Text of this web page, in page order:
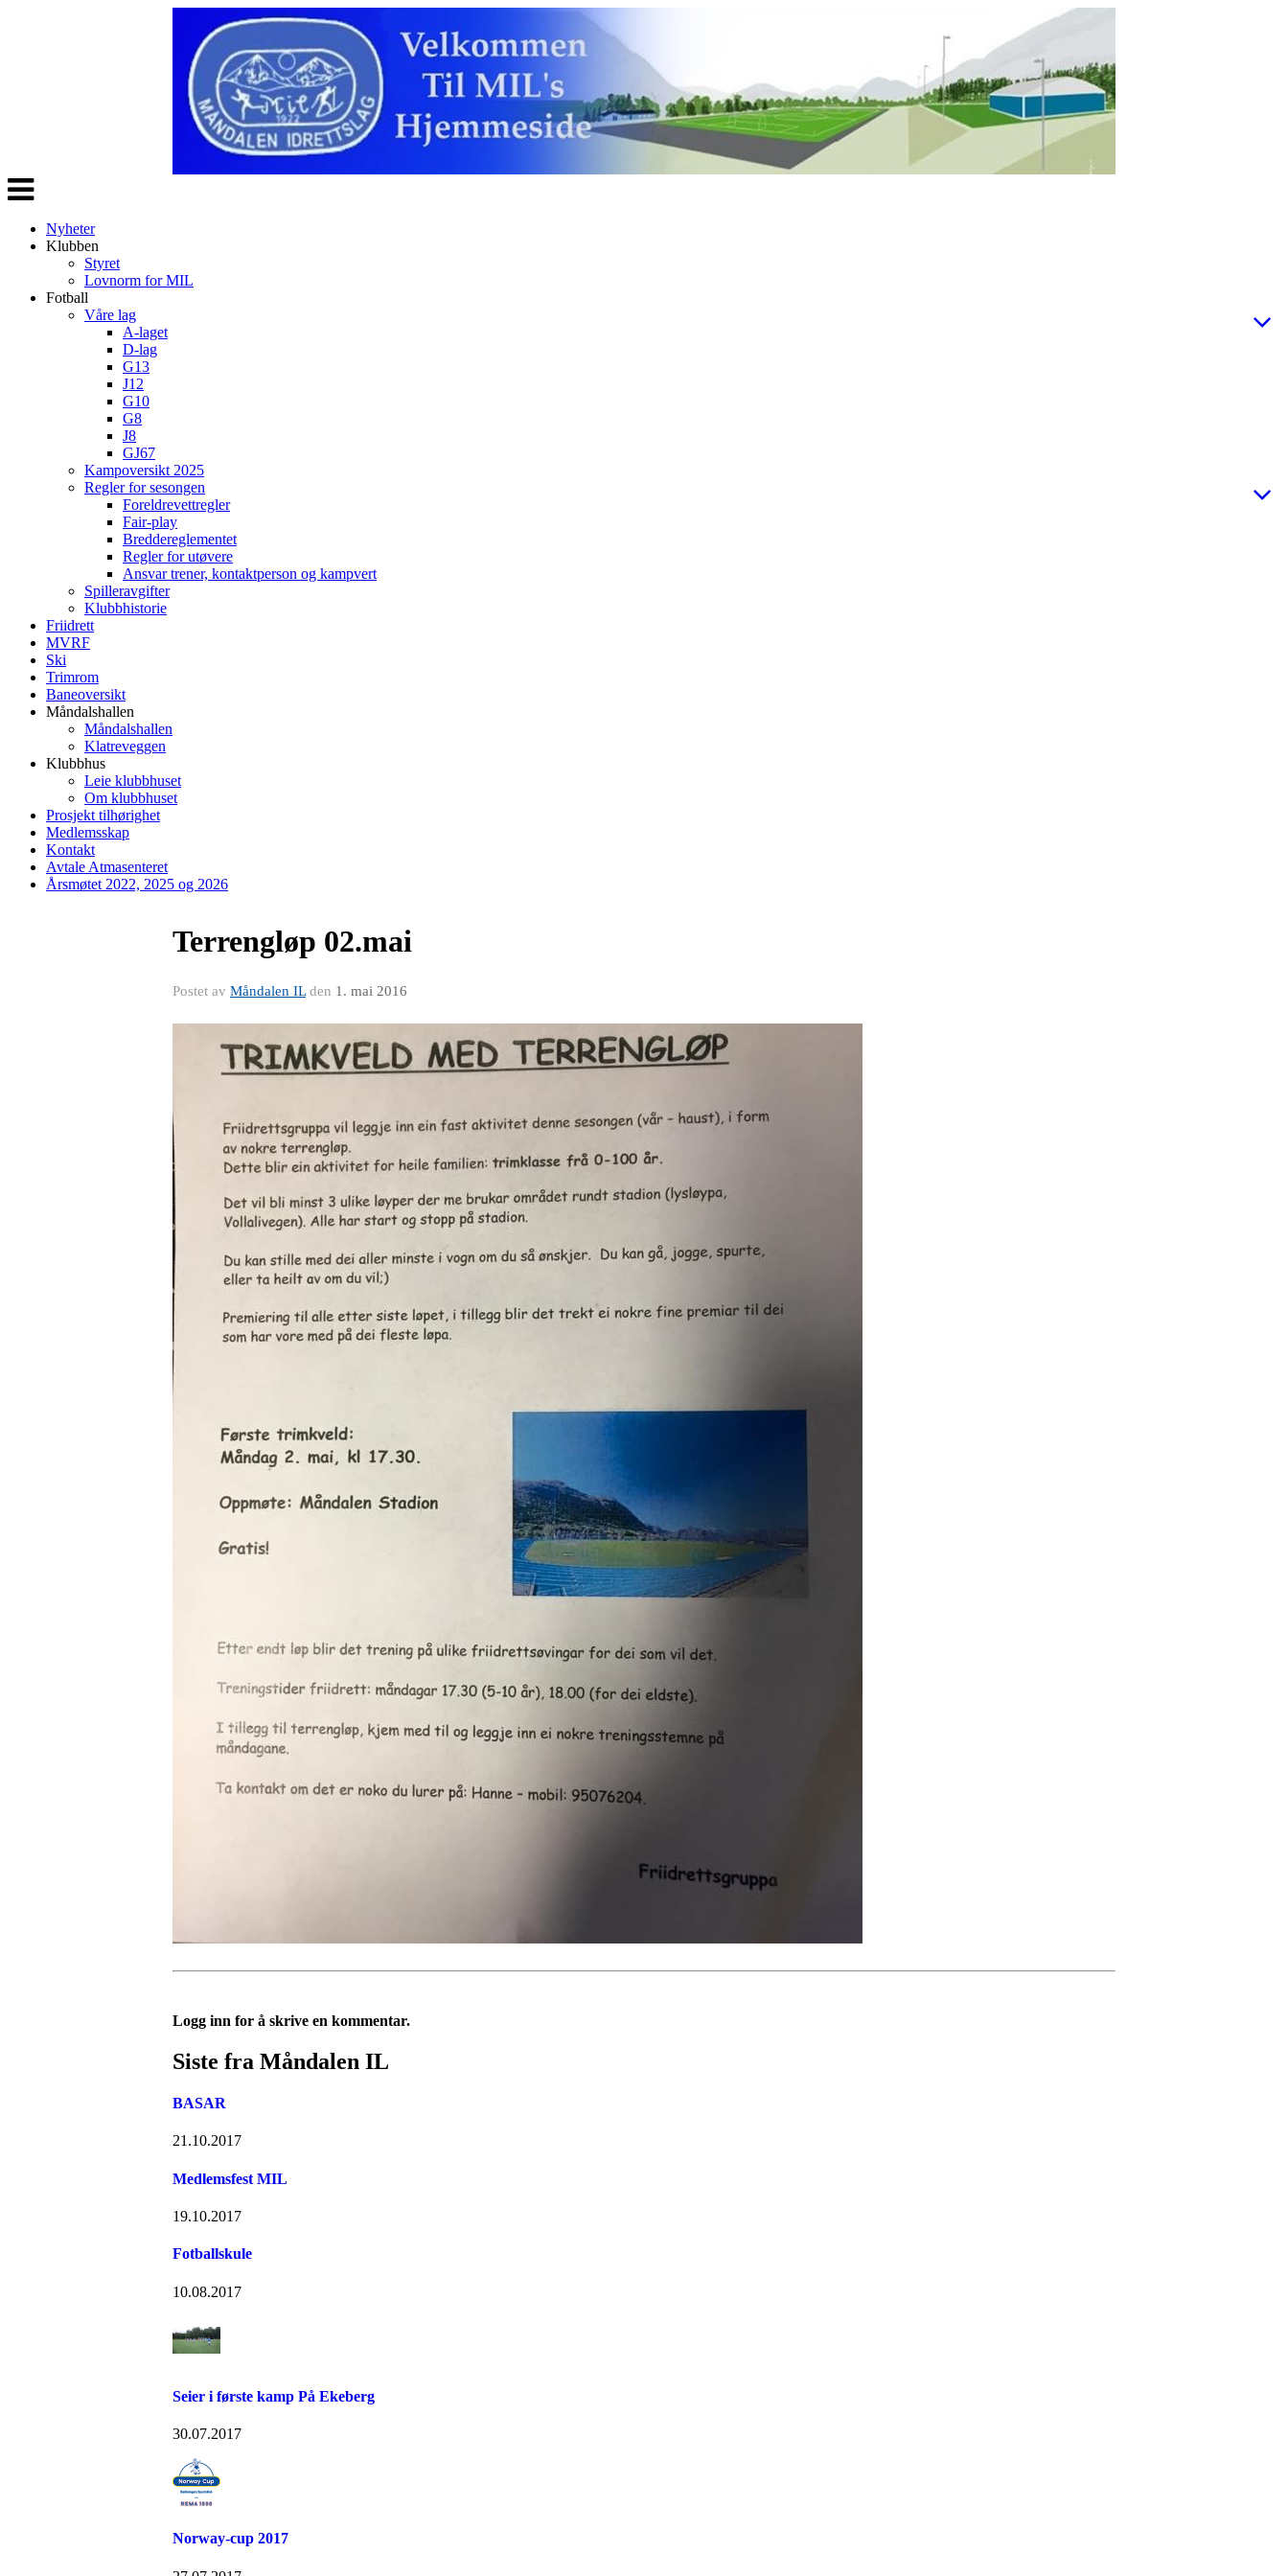
Veksle
navigasjon
Nyheter
Klubben
Styret
Lovnorm for MIL
Fotball
Våre lag
A-laget
D-lag
G13
J12
G10
G8
J8
GJ67
Kampoversikt 2025
Regler for sesongen
Foreldrevettregler
Fair-play
Breddereglementet
Regler for utøvere
Ansvar trener, kontaktperson og kampvert
Spilleravgifter
Klubbhistorie
Friidrett
MVRF
Ski
Trimrom
Baneoversikt
Måndalshallen
Måndalshallen
Klatreveggen
Klubbhus
Leie klubbhuset
Om klubbhuset
Prosjekt tilhørighet
Medlemsskap
Kontakt
Avtale Atmasenteret
Årsmøtet 2022, 2025 og 2026
Terrengløp 02.mai
Postet av Måndalen ILden 1. mai 2016
Logg inn for å skrive en kommentar.
Siste fra Måndalen IL
BASAR
21.10.2017
Medlemsfest MIL
19.10.2017
Fotballskule
10.08.2017
Seier i første kamp På Ekeberg
30.07.2017
Norway-cup 2017